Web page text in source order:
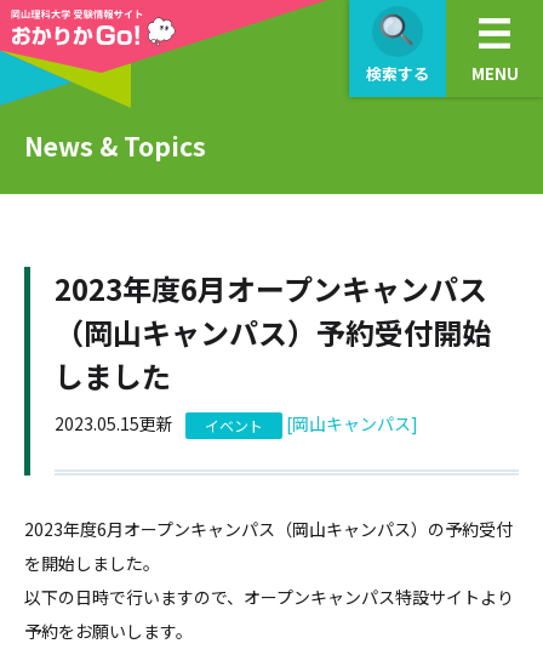
検索する MENU
News & Topics
2023年度6月オープンキャンパス
（岡山キャンパス）予約受付開始
しました
2023.05.15更新 イベント [岡山キャンパス]
2023年度6月オープンキャンパス（岡山キャンパス）の予約受付
を開始しました。
以下の日時で行いますので、オープンキャンパス特設サイトより
予約をお願いします。